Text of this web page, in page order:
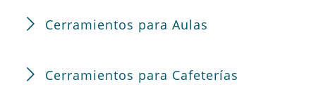
Cerramientos para Aulas
Cerramientos para Cafeterías